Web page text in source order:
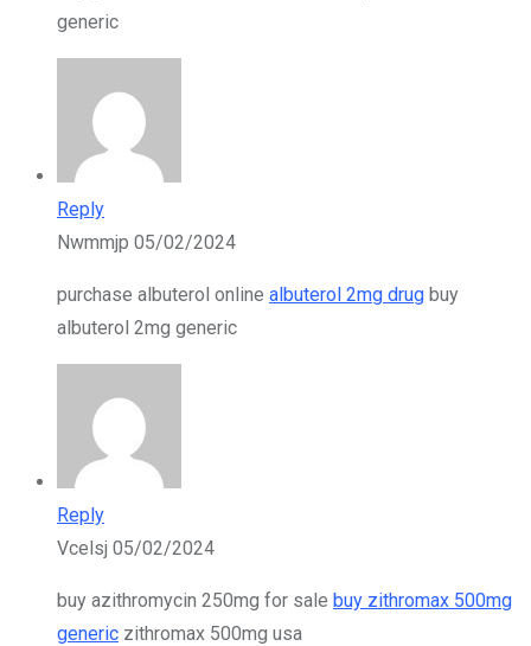
generic
Reply
Nwmmjp 05/02/2024
purchase albuterol online albuterol 2mg drug buy
albuterol 2mg generic
Reply
Vcelsj 05/02/2024
buy azithromycin 250mg for sale buy zithromax 500mg
generic zithromax 500mg usa